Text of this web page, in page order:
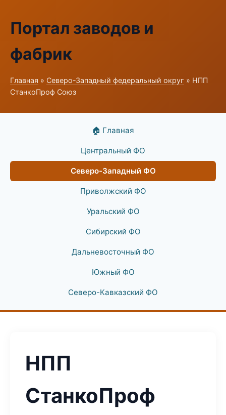
Портал заводов и
фабрик
Главная » Северо-Западный федеральный округ » НПП
СтанкоПроф Союз
🏠 Главная
Центральный ФО
Северо-Западный ФО
Приволжский ФО
Уральский ФО
Сибирский ФО
Дальневосточный ФО
Южный ФО
Северо-Кавказский ФО
НПП
СтанкоПроф